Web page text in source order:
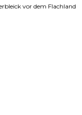
vor dem Flachland